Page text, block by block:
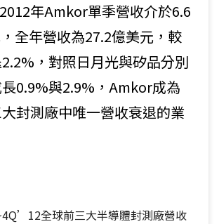
年Amkor單季營收介於6.6
全年營收為27.2億美元，較
，對照日月光與矽品分別
0.9%與2.9%，Amkor成為
封測廠中唯一營收衰退的業
全球前三大半導體封測廠營收